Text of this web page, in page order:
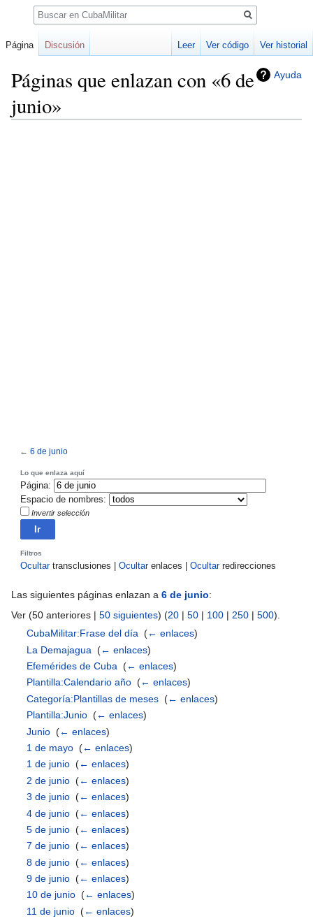
Ayuda
Páginas que enlazan con «6 de
junio»
← 6 de junio
navegación
búsqueda
Lo que enlaza aquí
Página:
Espacio de nombres:
Invertir selección
Filtros
Ocultartransclusiones | Ocultarenlaces | Ocultarredirecciones
Las siguientes páginas enlazan a 6 de junio:
Ver (50 anteriores | 50 siguientes) (20 | 50 | 100 | 250 | 500).
CubaMilitar:Frase del día ‎(← enlaces)
La Demajagua ‎(← enlaces)
Efemérides de Cuba ‎(← enlaces)
Plantilla:Calendario año ‎(← enlaces)
Categoría:Plantillas de meses ‎(← enlaces)
Plantilla:Junio ‎(← enlaces)
Junio ‎(← enlaces)
1 de mayo ‎(← enlaces)
1 de junio ‎(← enlaces)
2 de junio ‎(← enlaces)
3 de junio ‎(← enlaces)
4 de junio ‎(← enlaces)
5 de junio ‎(← enlaces)
7 de junio ‎(← enlaces)
8 de junio ‎(← enlaces)
9 de junio ‎(← enlaces)
10 de junio ‎(← enlaces)
11 de junio ‎(← enlaces)
Página Discusión Leer Ver código Ver historial
Buscar